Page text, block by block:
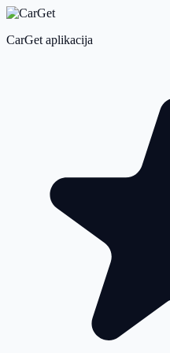
CarGet aplikacija